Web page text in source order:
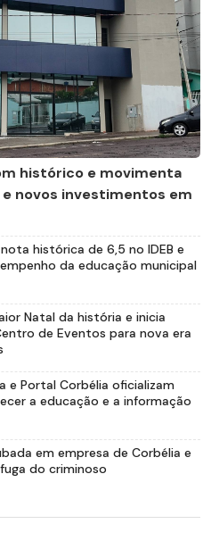
histórico e movimenta
novos investimentos em
histórica de 6,5 no IDEB e
da educação municipal
Natal da história e inicia
de Eventos para nova era
e Portal Corbélia oficializam
a educação e a informação
em empresa de Corbélia e
do criminoso